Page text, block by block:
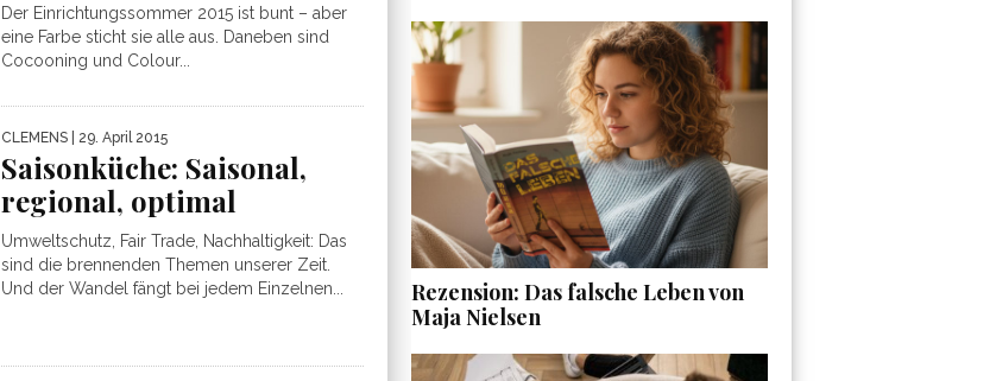
Der Einrichtungssommer 2015 ist bunt – aber
eine Farbe sticht sie alle aus. Daneben sind
Cocooning und Colour...
CLEMENS | 29. April 2015
Saisonküche: Saisonal,
regional, optimal
Umweltschutz, Fair Trade, Nachhaltigkeit: Das
sind die brennenden Themen unserer Zeit.
Und der Wandel fängt bei jedem Einzelnen...
Rezension: Das falsche Leben von
Maja Nielsen